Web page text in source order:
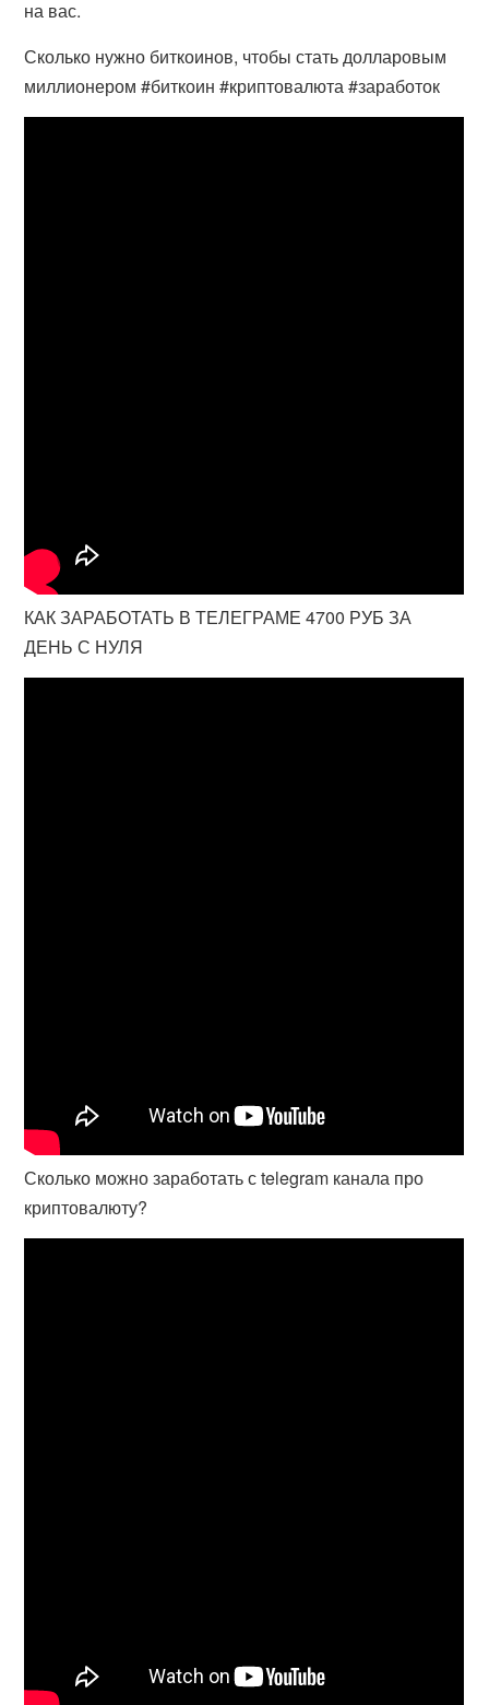
на вас.
Сколько нужно биткоинов, чтобы стать долларовым
миллионером #биткоин #криптовалюта #заработок
КАК ЗАРАБОТАТЬ В ТЕЛЕГРАМЕ 4700 РУБ ЗА
ДЕНЬ С НУЛЯ
Сколько можно заработать с telegram канала про
криптовалюту?